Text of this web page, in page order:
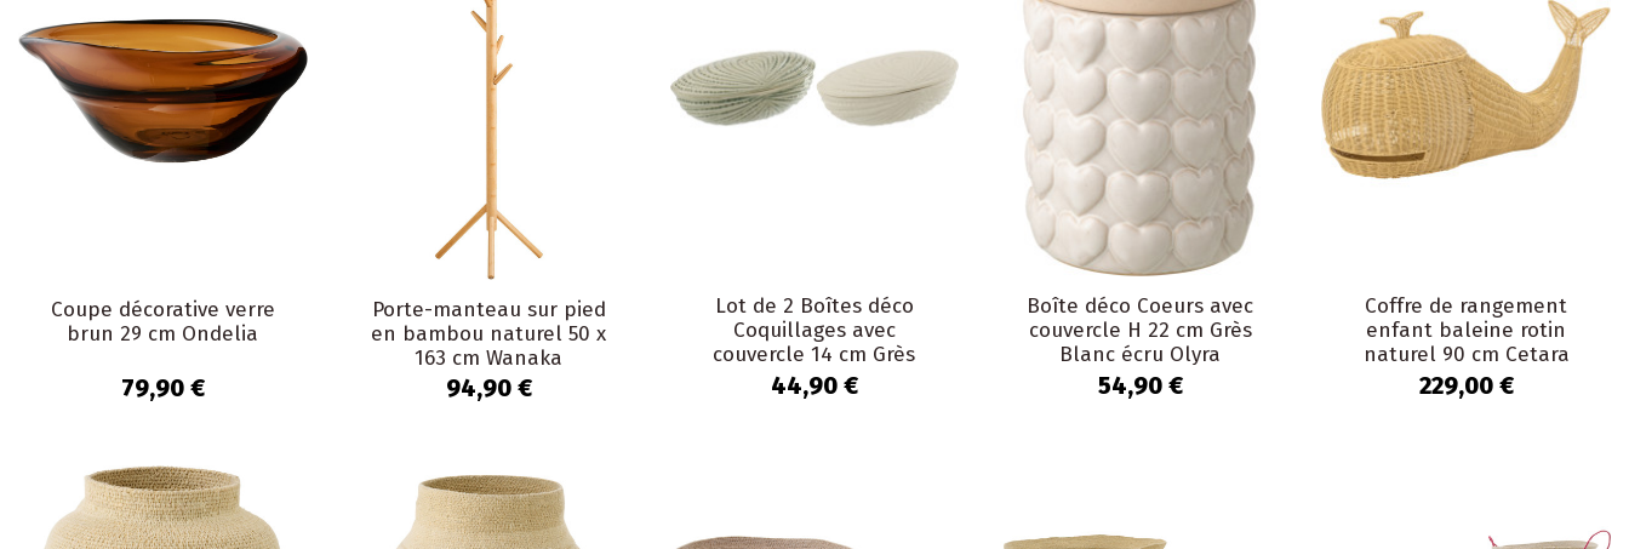
Coupe décorative verre
brun 29 cm Ondelia
79,90 €
Porte-manteau sur pied
en bambou naturel 50 x
163 cm Wanaka
94,90 €
Lot de 2 Boîtes déco
Coquillages avec
couvercle 14 cm Grès
Blanc Vert olive Orvix
44,90 €
Boîte déco Coeurs avec
couvercle H 22 cm Grès
Blanc écru Olyra
54,90 €
Coffre de rangement
enfant baleine rotin
naturel 90 cm Cetara
229,00 €